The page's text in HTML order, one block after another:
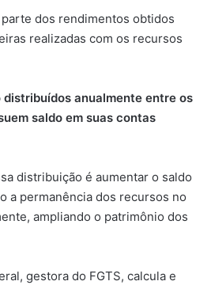
parte dos rendimentos obtidos
realizadas com os recursos
distribuídos anualmente entre os
saldo em suas contas
distribuição é aumentar o saldo
a permanência dos recursos no
ampliando o patrimônio dos
gestora do FGTS, calcula e